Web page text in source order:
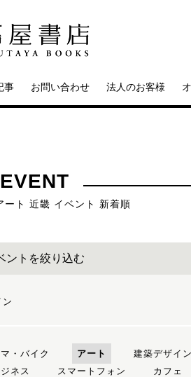
事 お問い合わせ 法人のお客様
EVENT
ート 近畿 イベント 新着順
ントを絞り込む
ン
・バイク アート 建築デザイン
ネス スマートフォン カフェ